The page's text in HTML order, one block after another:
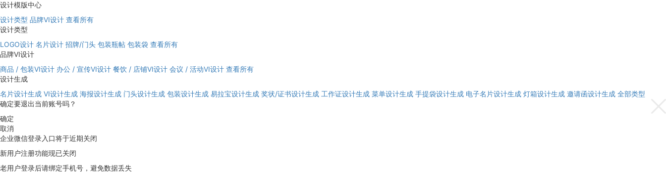
设计模版中心
设计类型 品牌VI设计 查看所有
设计类型
LOGO设计 名片设计 招牌/门头 包装瓶帖 包装袋 查看所有
品牌VI设计
商品 / 包装VI设计 办公 / 宣传VI设计 餐饮 / 店铺VI设计 会议 / 活动VI设计 查看所有
设计生成
名片设计生成 VI设计生成 海报设计生成 门头设计生成 包装设计生成 易拉宝设计生成 奖状/证书设计生成 工作证设计生成 菜单设计生成 手提袋设计生成 电子名片设计生成 灯箱设计生成 邀请函设计生成 全部类型
确定要退出当前账号吗？
确定
取消
企业微信登录入口将于近期关闭
新用户注册功能现已关闭
老用户登录后请绑定手机号，避免数据丢失